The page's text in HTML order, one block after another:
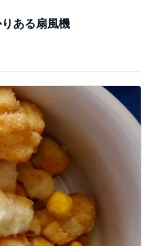
ある扇風機